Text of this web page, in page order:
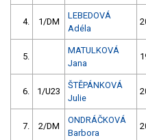
4. 1/DM
LEBEDOVÁ
Adéla
5.
MATULKOVÁ
Jana
6. 1/U23
ŠTĚPÁNKOVÁ
Julie
7. 2/DM
ONDRÁČKOVÁ
Barbora